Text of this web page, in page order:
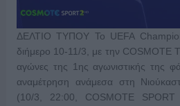
ΔΕΛΤΙΟ ΤΥΠΟΥ Το UEFA
διήμερο 10-11/3, με την COSMOTE
αγώνες της 1ης αγωνιστικής της
αναμέτρηση ανάμεσα στη
(10/3, 22:00, COSMOTE